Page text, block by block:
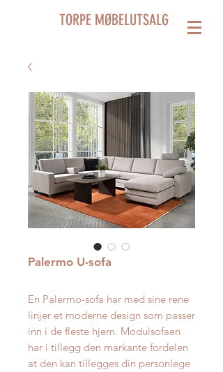
TORPE MØBELUTSALG
Palermo U-sofa
En Palermo-sofa har med sine rene
linjer et moderne design som passer
inn i de fleste hjem. Modulsofaen
har i tillegg den markante fordelen
at den kan tillegges din personlege